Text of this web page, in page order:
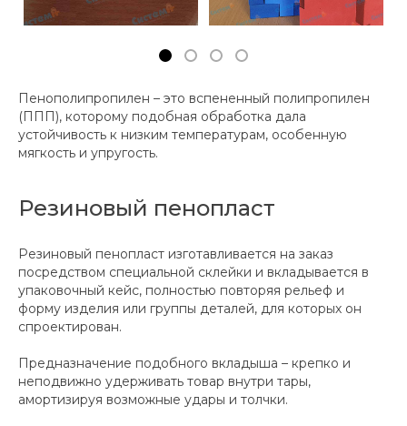
Пенополипропилен – это вспененный полипропилен
(ППП), которому подобная обработка дала
устойчивость к низким температурам, особенную
мягкость и упругость.
Резиновый пенопласт
Резиновый пенопласт изготавливается на заказ
посредством специальной склейки и вкладывается в
упаковочный кейс, полностью повторяя рельеф и
форму изделия или группы деталей, для которых он
спроектирован.
Предназначение подобного вкладыша – крепко и
неподвижно удерживать товар внутри тары,
амортизируя возможные удары и толчки.